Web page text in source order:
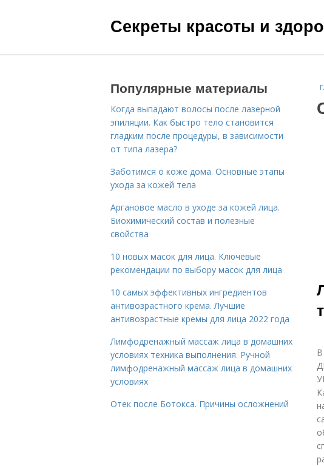
Секреты красоты и
Популярные материалы
Когда выпадают волосы после лазерной
эпиляции. Как быстро тело становится
гладким после процедуры, в зависимости
от типа лазера?
Заботимся о коже дома. Основные этапы
ухода за кожей тела
Аргановое масло в уходе за кожей лица.
Биохимический состав и полезные
свойства
10 новых масок для лица. Ключевые
рекомендации по выбору масок для лица
10 самых эффективных ингредиентов
антивозрастного крема. Лучшие
антивозрастные кремы для лица 2022 года
Лимфодренажный массаж лица в домашних
условиях техника выполнения. Ручной
лимфодренажный массаж лица в домашних
условиях
Отек после Ботокса. Причины осложнений